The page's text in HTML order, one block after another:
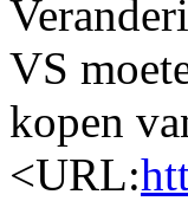
VS
kopen
<URL: